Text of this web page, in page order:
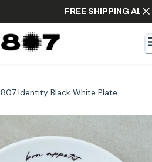
FREE SHIPPING
807 Identity Black White Plate